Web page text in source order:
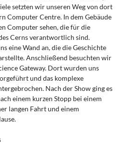
setzten wir unseren Weg von dort
Computer Centre. In dem Gebäude
Computer sehen, die für die
Cerns verantwortlich sind.
eine Wand an, die die Geschichte
Anschließend besuchten wir
Gateway. Dort wurden uns
und das komplexe
Nach der Show ging es
einem kurzen Stopp bei einem
langen Fahrt und einem